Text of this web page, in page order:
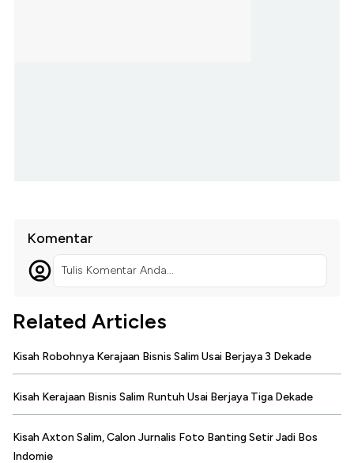
Komentar
Tulis Komentar Anda...
Related Articles
Kisah Robohnya Kerajaan Bisnis Salim Usai Berjaya 3 Dekade
Kisah Kerajaan Bisnis Salim Runtuh Usai Berjaya Tiga Dekade
Kisah Axton Salim, Calon Jurnalis Foto Banting Setir Jadi Bos
Indomie